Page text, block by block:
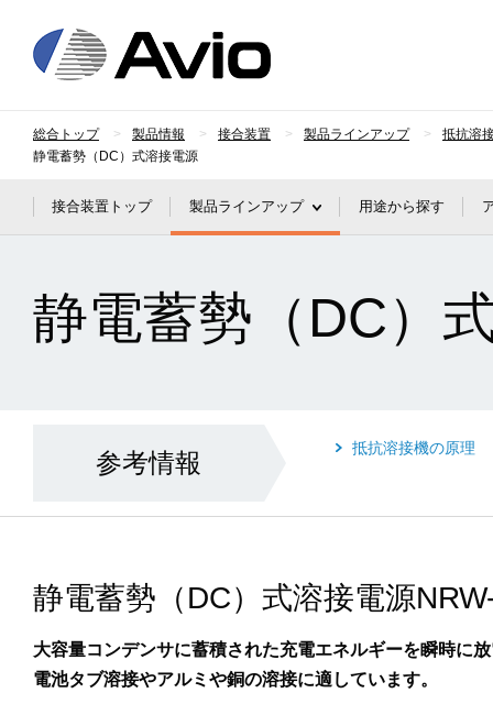
総合トップ 製品情報 接合装置 製品ラインアップ
抵抗溶
静電蓄勢（DC）式溶接電源
接合装置トップ 製品ラインアップ 用途から探す
静電蓄勢（DC）
参考情報 抵抗溶接機の原理
静電蓄勢（DC）式溶接電源
大容量コンデンサに蓄積された充電エネルギーを瞬時に
電池タブ溶接やアルミや銅の溶接に適しています。